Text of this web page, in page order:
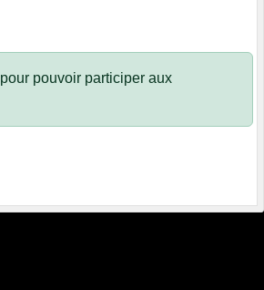
pour pouvoir participer aux